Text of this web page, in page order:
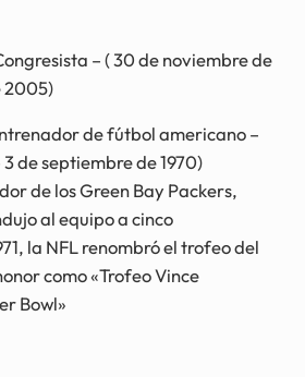
– ( 30 de noviembre de
2005)
de fútbol americano –
3 de septiembre de 1970)
de los Green Bay Packers,
al equipo a cinco
la NFL renombró el trofeo del
como «Trofeo Vince
Bowl»